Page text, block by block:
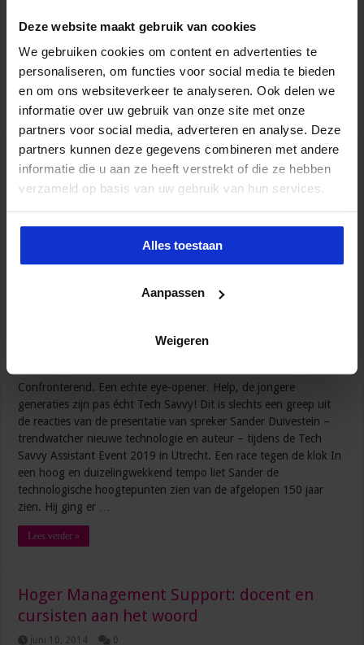
Deze website maakt gebruik van cookies
We gebruiken cookies om content en advertenties te
personaliseren, om functies voor social media te bieden
en om ons websiteverkeer te analyseren. Ook delen we
informatie over uw gebruik van onze site met onze
partners voor social media, adverteren en analyse. Deze
partners kunnen deze gegevens combineren met andere
informatie die u aan ze heeft verstrekt of die ze hebben
verzameld op basis van uw gebruik van hun services.
Alles toestaan
Aanpassen
Weigeren
eindverantwoordelijkheid heeft over de te nemen beslissingen.
Hoe zou het zijn als de teamleider in zijn eentje beslist over alles
en dat meedeelt in een ‘teamoverleg’. Het overleg heeft een
richting namelijk: één richting. De teamleden zijn er aan …
Jouw confronterende digitale wake-up call
juni 13, 2019
Confronterend. Een echte eye-opener. Help, de jongere
generaties zijn pas écht Tech Savvy! Dit is slechts een greep uit
de reacties van de presentatie van spreker Sander Duivestein –
trendwatcher nieuwe technologie en auteur – tijdens de Tech
Savvy Assistant Event 2019 in Utrecht. Een race tegen de klok In
een hoog en duizelingwekkend tempo liet Sander de
technologische hoogtepunten zien van de afgelopen 150 jaar
zien. Hij ging er …
Lees verder »
Hoger Management Support: docent en
cursisten aan het woord
juni 10, 2014 0